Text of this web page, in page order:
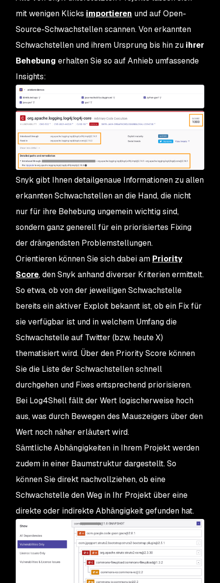
mit wenigen Klicks importieren und auf Open-
Source-Schwachstellen scannen. Von erkannten
Schwachstellen und ihrem Ursprung bis hin zu ihrer
Behebung erhalten Sie so auf Anhieb umfassende
Insights:
Snyk gibt Ihnen detailgenaue Informationen zu allen
erkannten Schwachstellen an die Hand, die nicht
nur für ihre Behebung ungemein wichtig sind,
sondern ganz generell für ein priorisiertes Fixing
der drängendsten Problemstellungen.
Orientieren können Sie sich dabei am Priority
Score, den Snyk anhand diverser Kriterien ermittelt.
So etwa, ob von der jeweiligen Schwachstelle
bereits ein aktiver Exploit bekannt ist, ob ein Fix für
sie verfügbar ist und in welchem Umfang die
Schwachstelle auf Twitter (bzw. heute X)
thematisiert wird. Über den Priority Score können
Sie die Liste der Schwachstellen schnell
durchgehen und Fixes entsprechend priorisieren.
Bei Log4Shell fällt der Wert logischerweise hoch
aus, was durch Bewegen des Mauszeigers über den
Wert noch näher erläutert wird.
Sämtliche Abhängigkeiten in Ihrem Projekt werden
zudem in einer Baumstruktur dargestellt. So
können Sie direkt nachvollziehen, ob eine
Schwachstelle den Weg in Ihr Projekt über eine
direkte oder indirekte Abhängigkeit gefunden hat.